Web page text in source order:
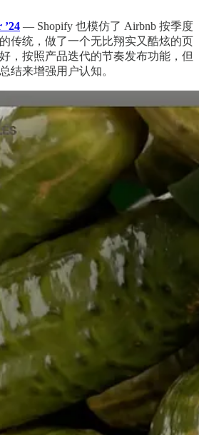
— Shopify 也模仿了 Airbnb 按季度
传统，做了一个无比翔实又酷炫的页
，按照产品迭代的节奏发布功能，但
结来增强用户认知。